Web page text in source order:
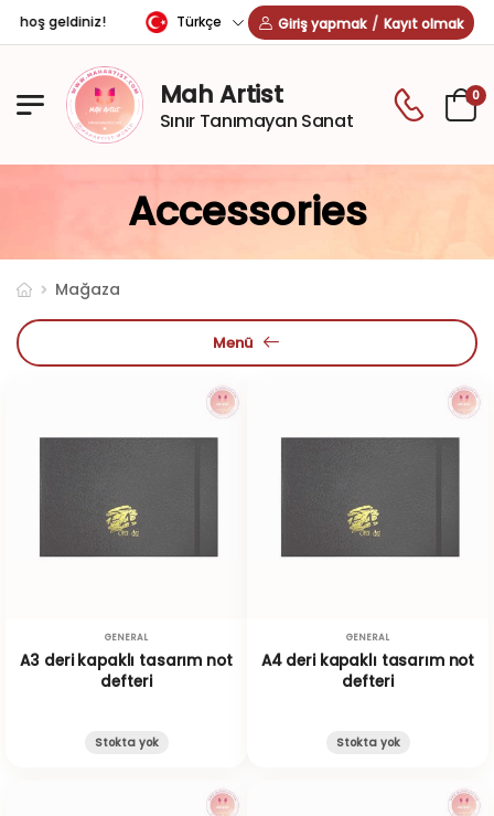
hoş geldiniz! Türkçe Giriş yapmak / Kayıt olmak
Mah Artist
Sınır Tanımayan Sanat
0
Accessories
Mağaza
Menü
GENERAL
A3 deri kapaklı tasarım not
defteri
Stokta yok
GENERAL
A4 deri kapaklı tasarım not
defteri
Stokta yok